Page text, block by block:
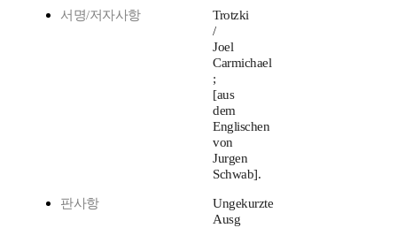
서명/저자사항
Trotzki
/
Joel
Carmichael
;
[aus
dem
Englischen
von
Jurgen
Schwab].
판사항
Ungekurzte
Ausg